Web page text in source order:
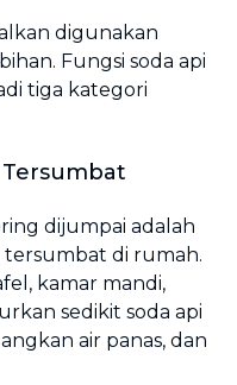
digunakan
Fungsi soda api
tiga kategori
Tersumbat
dijumpai adalah
di rumah.
kamar mandi,
sedikit soda api
air panas, dan